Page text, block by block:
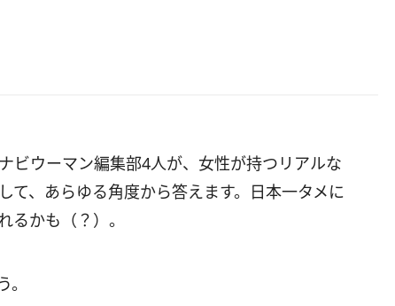
ビウーマン編集部4人が、女性が持つリアルな
て、あらゆる角度から答えます。日本一タメに
るかも（？）。